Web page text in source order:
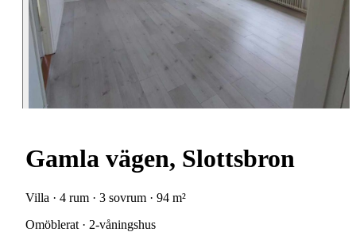
Gamla vägen, Slottsbron
Villa · 4 rum · 3 sovrum · 94 m²
Omöblerat · 2-våningshus